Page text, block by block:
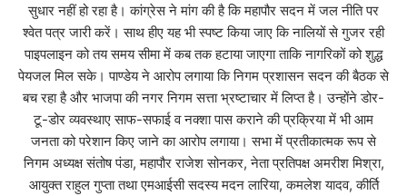
सुधार नहीं हो रहा है। कांग्रेस ने मांग की है कि महापौर सदन में जल नीति पर
श्वेत पत्र जारी करें। साथ हीए यह भी स्पष्ट किया जाए कि नालियों से गुजर रही
पाइपलाइन को तय समय सीमा में कब तक हटाया जाएगा ताकि नागरिकों को शुद्ध
पेयजल मिल सके। पाण्डेय ने आरोप लगाया कि निगम प्रशासन सदन की बैठक से
बच रहा है और भाजपा की नगर निगम सत्ता भ्रष्टाचार में लिप्त है। उन्होंने डोर-
टू-डोर व्यवस्थाए साफ-सफाई व नक्शा पास कराने की प्रक्रिया में भी आम
जनता को परेशान किए जाने का आरोप लगाया। सभा में प्रतीकात्मक रूप से
निगम अध्यक्ष संतोष पंडा, महापौर राजेश सोनकर, नेता प्रतिपक्ष अमरीश मिश्रा,
आयुक्त राहुल गुप्ता तथा एमआईसी सदस्य मदन लारिया, कमलेश यादव, कीर्ति